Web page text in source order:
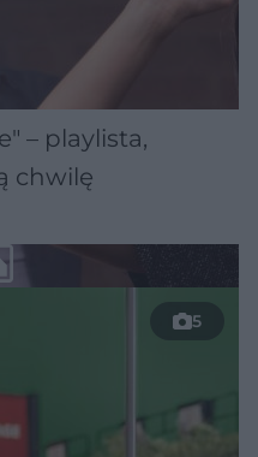
– playlista,
chwilę
5